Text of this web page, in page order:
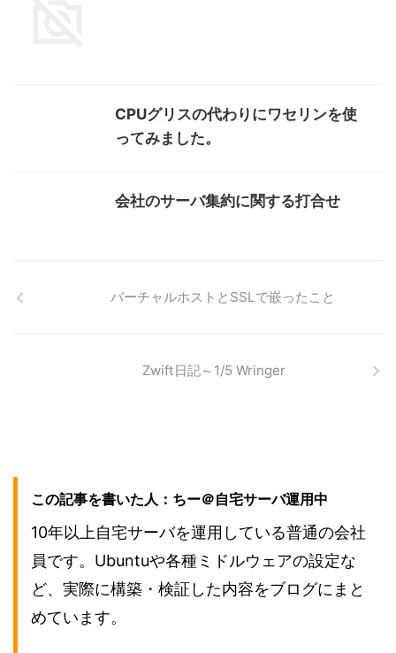
CPUグリスの代わりにワセリンを使
ってみました。
会社のサーバ集約に関する打合せ
バーチャルホストとSSLで嵌ったこと
Zwift日記～1/5 Wringer
この記事を書いた人：ちー＠自宅サーバ運用中
10年以上自宅サーバを運用している普通の会社
員です。Ubuntuや各種ミドルウェアの設定な
ど、実際に構築・検証した内容をブログにまと
めています。